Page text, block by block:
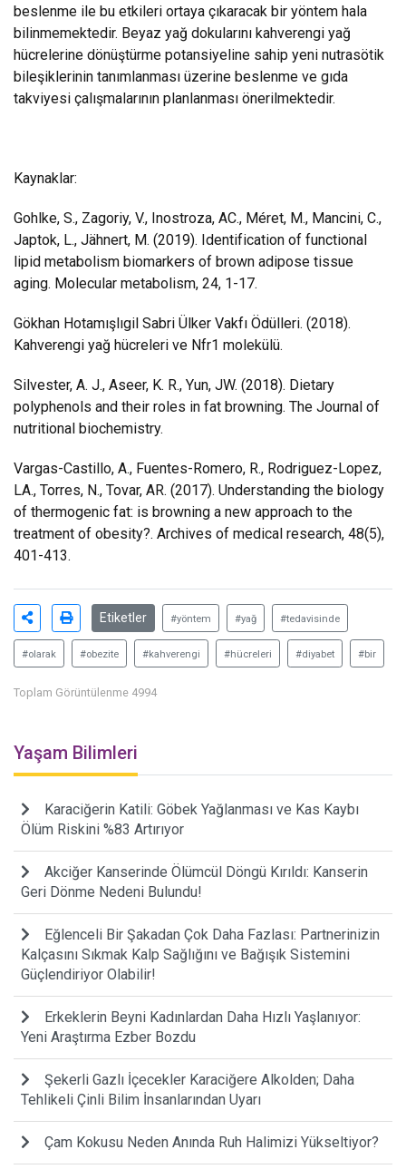
beslenme ile bu etkileri ortaya çıkaracak bir yöntem hala
bilinmemektedir. Beyaz yağ dokularını kahverengi yağ
hücrelerine dönüştürme potansiyeline sahip yeni nutrasötik
bileşiklerinin tanımlanması üzerine beslenme ve gıda
takviyesi çalışmalarının planlanması önerilmektedir.
Kaynaklar:
Gohlke, S., Zagoriy, V., Inostroza, AC., Méret, M., Mancini, C.,
Japtok, L., Jähnert, M. (2019). Identification of functional
lipid metabolism biomarkers of brown adipose tissue
aging. Molecular metabolism, 24, 1-17.
Gökhan Hotamışlıgil Sabri Ülker Vakfı Ödülleri. (2018).
Kahverengi yağ hücreleri ve Nfr1 molekülü.
Silvester, A. J., Aseer, K. R., Yun, JW. (2018). Dietary
polyphenols and their roles in fat browning. The Journal of
nutritional biochemistry.
Vargas-Castillo, A., Fuentes-Romero, R., Rodriguez-Lopez,
LA., Torres, N., Tovar, AR. (2017). Understanding the biology
of thermogenic fat: is browning a new approach to the
treatment of obesity?. Archives of medical research, 48(5),
401-413.
Etiketler #yöntem #yağ #tedavisinde
#olarak #obezite #kahverengi #hücreleri #diyabet #bir
Toplam Görüntülenme 4994
Yaşam Bilimleri
Karaciğerin Katili: Göbek Yağlanması ve Kas Kaybı
Ölüm Riskini %83 Artırıyor
Akciğer Kanserinde Ölümcül Döngü Kırıldı: Kanserin
Geri Dönme Nedeni Bulundu!
Eğlenceli Bir Şakadan Çok Daha Fazlası: Partnerinizin
Kalçasını Sıkmak Kalp Sağlığını ve Bağışık Sistemini
Güçlendiriyor Olabilir!
Erkeklerin Beyni Kadınlardan Daha Hızlı Yaşlanıyor:
Yeni Araştırma Ezber Bozdu
Şekerli Gazlı İçecekler Karaciğere Alkolden; Daha
Tehlikeli Çinli Bilim İnsanlarından Uyarı
Çam Kokusu Neden Anında Ruh Halimizi Yükseltiyor?